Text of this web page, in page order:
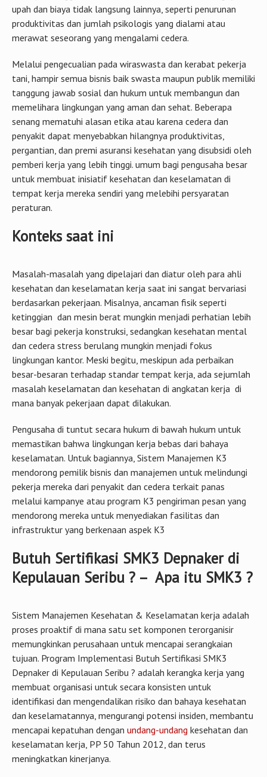
Melalui pengecualian pada wiraswasta dan kerabat pekerja
tani, hampir semua bisnis baik swasta maupun publik memiliki
memelihara lingkungan yang aman dan sehat. Beberapa
senang mematuhi alasan etika atau karena cedera dan
penyakit dapat menyebabkan hilangnya produktivitas,
pergantian, dan premi asuransi kesehatan yang disubsidi oleh
pemberi kerja yang lebih tinggi. umum bagi pengusaha besar
untuk membuat inisiatif kesehatan dan keselamatan di
tempat kerja mereka sendiri yang melebihi persyaratan
peraturan.
Konteks saat ini
Masalah-masalah yang dipelajari dan diatur oleh para ahli
kesehatan dan keselamatan kerja saat ini sangat bervariasi
ketinggian dan mesin berat mungkin menjadi perhatian lebih
besar bagi pekerja konstruksi, sedangkan kesehatan mental
dan cedera stress berulang mungkin menjadi fokus
lingkungan kantor. Meski begitu, meskipun ada perbaikan
besar-besaran terhadap standar tempat kerja, ada sejumlah
masalah keselamatan dan kesehatan di angkatan kerja di
mana banyak pekerjaan dapat dilakukan.
Pengusaha di tuntut secara hukum di bawah hukum untuk
memastikan bahwa lingkungan kerja bebas dari bahaya
mendorong pemilik bisnis dan manajemen untuk melindungi
pekerja mereka dari penyakit dan cedera terkait panas
melalui kampanye atau program K3 pengiriman pesan yang
mendorong mereka untuk menyediakan fasilitas dan
infrastruktur yang berkenaan aspek K3
Butuh Sertifikasi SMK3 Depnaker di
Kepulauan Seribu ? – Apa itu SMK3 ?
Sistem Manajemen Kesehatan & Keselamatan kerja adalah
proses proaktif di mana satu set komponen terorganisir
tujuan. Program Implementasi Butuh Sertifikasi SMK3
Depnaker di Kepulauan Seribu ? adalah kerangka kerja yang
membuat organisasi untuk secara konsisten untuk
identifikasi dan mengendalikan risiko dan bahaya kesehatan
dan keselamatannya, mengurangi potensi insiden, membantu
mencapai kepatuhan denganundang-undang kesehatan dan
keselamatan kerja, PP 50 Tahun 2012, dan terus
meningkatkan kinerjanya.
Sistem Manajemen Keselamatan dan Kesehatan Kerja
(SMK3) merupaka bagian dari sistem manajemen perusahaan